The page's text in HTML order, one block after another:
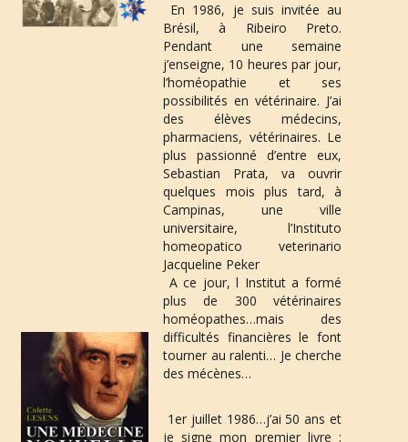
En 1986
Brésil, à Ribeiro Preto.
Pendant une semaine
j’enseigne, 10 heures par jour,
l’homéopathie et ses
possibilités en vétérinaire. J’ai
des élèves médecins,
pharmaciens, vétérinaires. Le
Sebastian Prata, va ouvrir
quelques mois plus tard, à
Campinas, une ville
universitaire, l’Instituto
homeopatico veterinario
Jacqueline Peker
plus de 300 vétérinaires
homéopathes…mais des
difficultés financières le font
tourner au ralenti… Je cherche
des mécènes…